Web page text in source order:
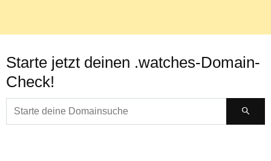
Starte jetzt deinen .watches-Domain-
Check!